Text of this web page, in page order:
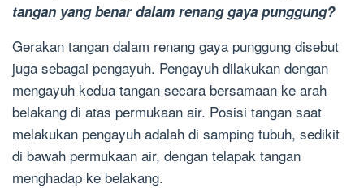
tangan yang benar dalam renang gaya punggung?
Gerakan tangan dalam renang gaya punggung disebut
juga sebagai pengayuh. Pengayuh dilakukan dengan
mengayuh kedua tangan secara bersamaan ke arah
belakang di atas permukaan air. Posisi tangan saat
melakukan pengayuh adalah di samping tubuh, sedikit
di bawah permukaan air, dengan telapak tangan
menghadap ke belakang.